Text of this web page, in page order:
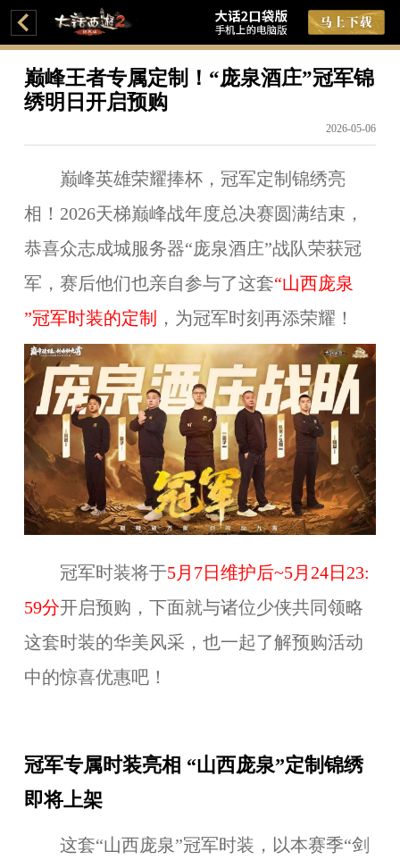
巅峰王者专属定制！“庞泉酒庄”冠军锦
绣明日开启预购
2026-05-06
巅峰英雄荣耀捧杯，冠军定制锦绣亮
相！2026天梯巅峰战年度总决赛圆满结束，
恭喜众志成城服务器“庞泉酒庄”战队荣获冠
军，赛后他们也亲自参与了这套“山西庞泉
”冠军时装的定制
，为冠军时刻再添荣耀！
冠军时装将于5月 7日维护后~5月 24日23:
59分开启预购，下面就与诸位少侠共同领略
这套时装的华美风采，也一起了解预购活动
中的惊喜优惠吧！
冠军专属时装亮相 “山西庞泉”定制锦绣
即将上架
这套“山西庞泉”冠军时装，以本赛季“剑